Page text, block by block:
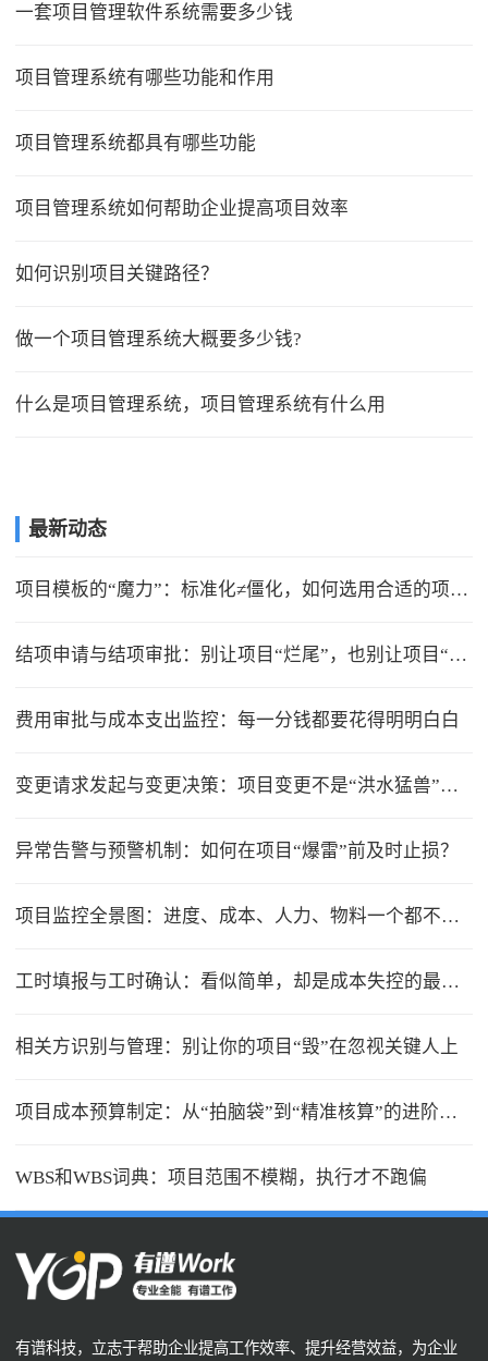
一套项目管理软件系统需要多少钱
项目管理系统有哪些功能和作用
项目管理系统都具有哪些功能
项目管理系统如何帮助企业提高项目效率
如何识别项目关键路径？
做一个项目管理系统大概要多少钱?
什么是项目管理系统，项目管理系统有什么用
最新动态
项目模板的“魔力”：标准化≠僵化，如何选用合适的项目模版？
结项申请与结项审批：别让项目“烂尾”，也别让项目“无限延期”
费用审批与成本支出监控：每一分钱都要花得明明白白
变更请求发起与变更决策：项目变更不是“洪水猛兽”，但要管住流程
异常告警与预警机制：如何在项目“爆雷”前及时止损？
项目监控全景图：进度、成本、人力、物料一个都不能少
工时填报与工时确认：看似简单，却是成本失控的最大漏洞
相关方识别与管理：别让你的项目“毁”在忽视关键人上
项目成本预算制定：从“拍脑袋”到“精准核算”的进阶之路
WBS和WBS词典：项目范围不模糊，执行才不跑偏
有谱科技，立志于帮助企业提高工作效率、提升经营效益，为企业